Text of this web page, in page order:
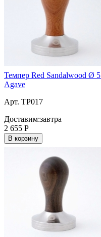
Темпер Red Sandalwood Ø
Agave
Арт. TP017
Доставим:завтра
2 655 Р
В корзину